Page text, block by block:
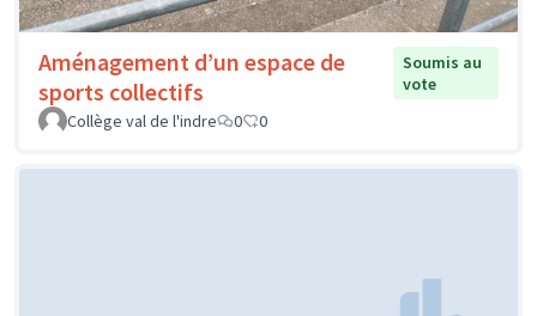
Aménagement d’un espace de
sports collectifs
Soumis au
vote
Collège val de l'indre
0 0